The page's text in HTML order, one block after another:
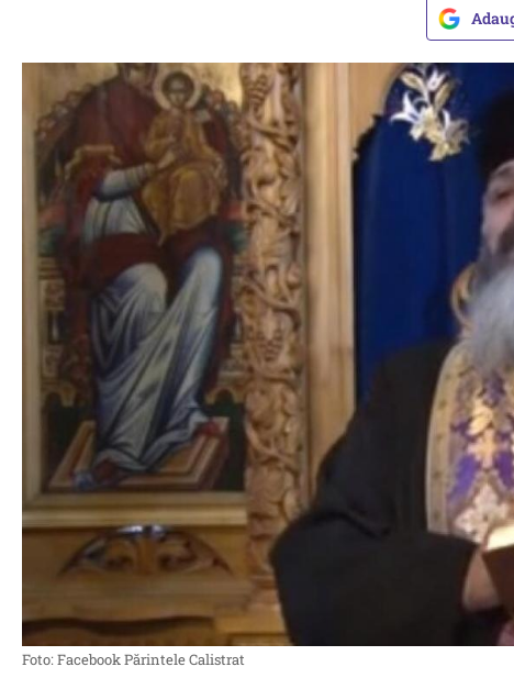
Foto: Facebook Părintele Calistrat